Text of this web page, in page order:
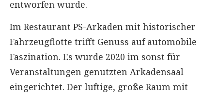
entworfen wurde.
Im Restaurant PS-Arkaden mit historischer
Fahrzeugflotte trifft Genuss auf automobile
Faszination. Es wurde 2020 im sonst für
Veranstaltungen genutzten Arkadensaal
eingerichtet. Der luftige, große Raum mit